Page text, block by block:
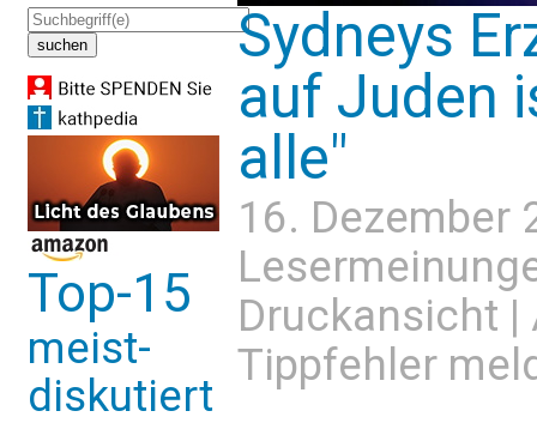
Top-15
meist-
diskutiert
Sydneys
auf Juden
alle"
16. Dezember
Druckansicht |
Tippfehler